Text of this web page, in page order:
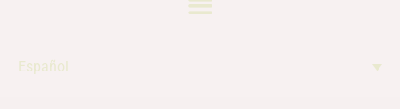
Español